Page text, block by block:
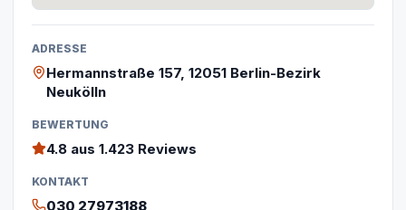
ADRESSE
Hermannstraße 157, 12051 Berlin-Bezirk
Neukölln
BEWERTUNG
4.8 aus 1.423 Reviews
KONTAKT
030 27973188